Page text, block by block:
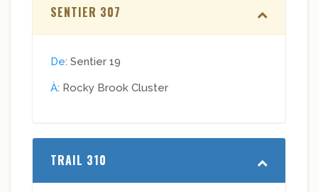
SENTIER 307
De: Sentier 19
À: Rocky Brook Cluster
TRAIL 310